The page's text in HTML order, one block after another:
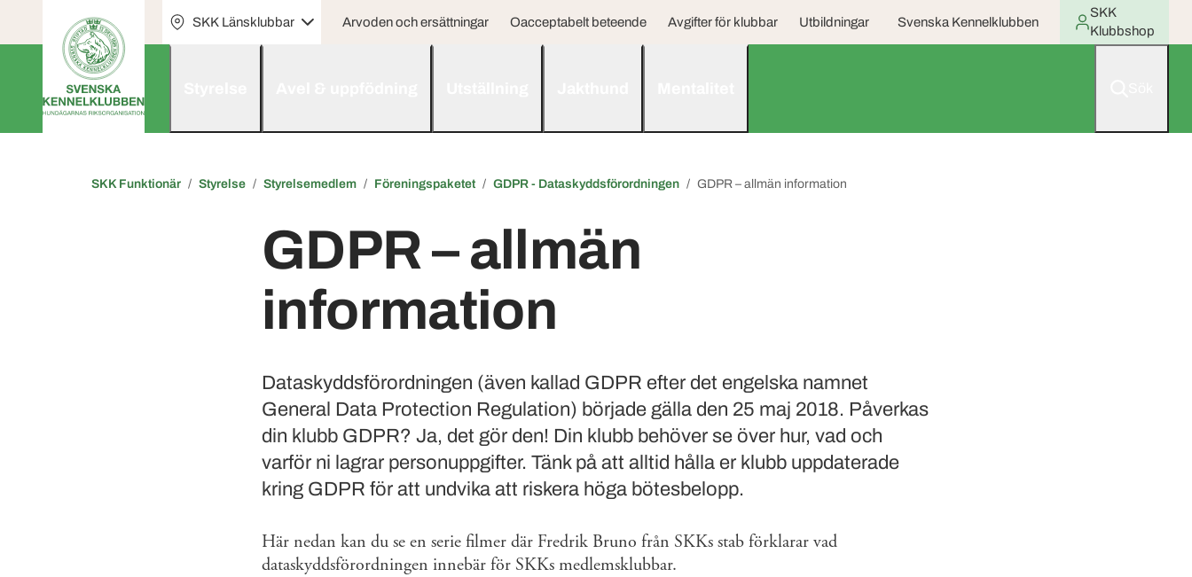
SKK Länsklubbar Arvoden och ersättningar Oacceptabelt beteende Avgifter för klubbar Utbildningar Svenska Kennelklubben
SKK
Klubbshop
SKK Funktionär Styrelse Styrelsemedlem Föreningspaketet GDPR - Dataskyddsförordningen GDPR – allmän information
GDPR – allmän
information
Dataskyddsförordningen (även kallad GDPR efter det engelska namnet
General Data Protection Regulation) började gälla den 25 maj 2018. Påverkas
din klubb GDPR? Ja, det gör den! Din klubb behöver se över hur, vad och
varför ni lagrar personuppgifter. Tänk på att alltid hålla er klubb uppdaterade
kring GDPR för att undvika att riskera höga bötesbelopp.
Här nedan kan du se en serie filmer där Fredrik Bruno från SKKs stab förklarar vad
dataskyddsförordningen innebär för SKKs medlemsklubbar.